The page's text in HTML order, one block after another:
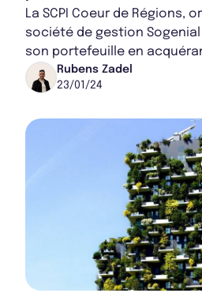
La SCPI Coeur de Régions,
société de gestion Sogenial
son portefeuille en
en régions. Ces nouveaux
Rubens Zadel
23/01/24